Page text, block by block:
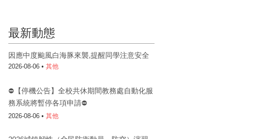
最新動態
因應中度颱風白海豚來襲,提醒同學注意安全
2026-08-06 • 其他
⛔【停機公告】全校共休期間教務處自動化服
務系統將暫停各項申請⛔
2026-08-06 • 其他